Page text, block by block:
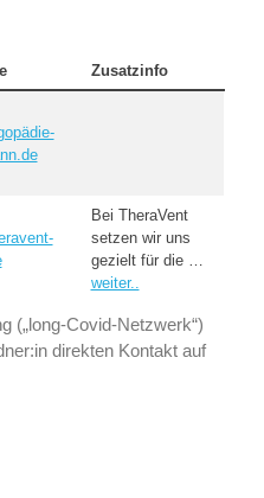
Zusatzinfo
Bei TheraVent
setzen wir uns
gezielt für die …
weiter..
(„long-Covid-Netzwerk“)
direkten Kontakt auf